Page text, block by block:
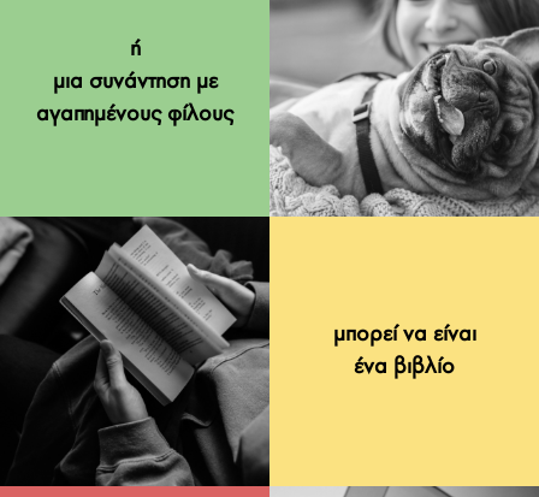
μπορεί να είναι
ένα βιβλίο
ή
μια συνάντηση με
αγαπημένους φίλους